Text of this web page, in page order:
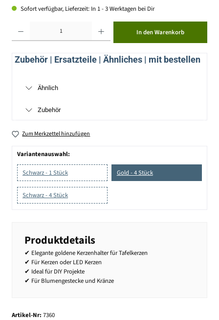
Sofort verfügbar, Lieferzeit: In 1 - 3 Werktagen bei Dir
In den Warenkorb
Zubehör | Ersatzteile | Ähnliches | mit bestellen
Ähnlich
Zubehör
Zum Merkzettel hinzufügen
Variantenauswahl:
Schwarz - 1 Stück Gold - 4 Stück
Schwarz - 4 Stück
Produktdetails
✔ Elegante goldene Kerzenhalter für Tafelkerzen
✔ Für Kerzen oder LED Kerzen
✔ Ideal für DIY Projekte
✔ Für Blumengestecke und Kränze
Artikel-Nr: 7360